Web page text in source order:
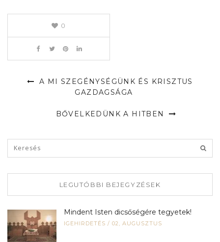
0
A MI SZEGÉNYSÉGÜNK ÉS KRISZTUS
GAZDAGSÁGA
BŐVELKEDÜNK A HITBEN
LEGUTÓBBI BEJEGYZÉSEK
Mindent Isten dicsőségére tegyetek!
IGEHIRDETÉS / 02, AUGUSZTUS